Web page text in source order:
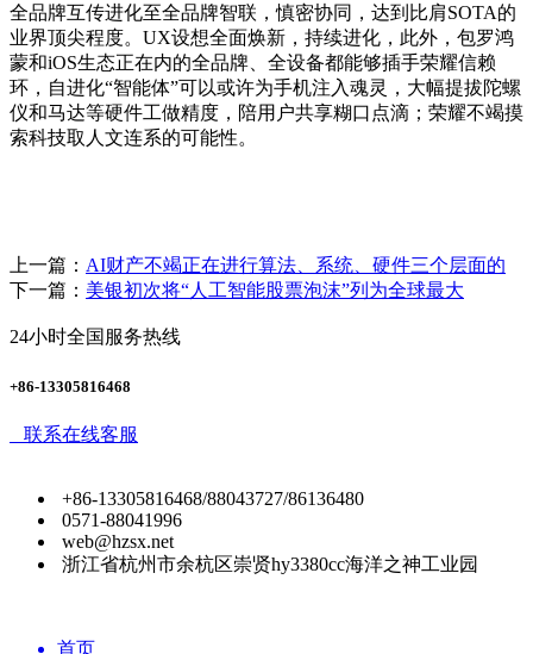
全品牌互传进化至全品牌智联，慎密协同，达到比肩SOTA的
业界顶尖程度。UX设想全面焕新，持续进化，此外，包罗鸿
蒙和iOS生态正在内的全品牌、全设备都能够插手荣耀信赖
环，自进化“智能体”可以或许为手机注入魂灵，大幅提拔陀螺
仪和马达等硬件工做精度，陪用户共享糊口点滴；荣耀不竭摸
索科技取人文连系的可能性。
上一篇： AI财产不竭正在进行算法、系统、硬件三个层面的
下一篇： 美银初次将“人工智能股票泡沫”列为全球最大
24小时全国服务热线
+86-13305816468
联系在线客服
+86-13305816468/88043727/86136480
0571-88041996
web@hzsx.net
浙江省杭州市余杭区崇贤hy3380cc海洋之神工业园
首页